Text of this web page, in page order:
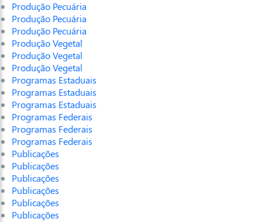
Produção Pecuária
Produção Pecuária
Produção Pecuária
Produção Vegetal
Produção Vegetal
Produção Vegetal
Programas Estaduais
Programas Estaduais
Programas Estaduais
Programas Federais
Programas Federais
Programas Federais
Publicações
Publicações
Publicações
Publicações
Publicações
Publicações